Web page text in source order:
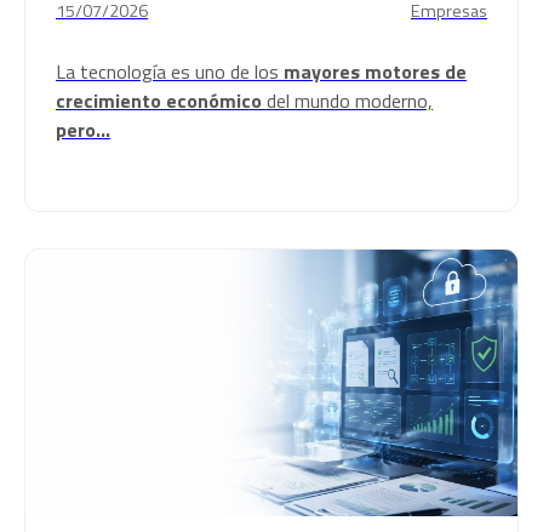
15/07/2026 Empresas
La tecnología es uno de los mayores motores de
crecimiento económico del mundo moderno,
pero...